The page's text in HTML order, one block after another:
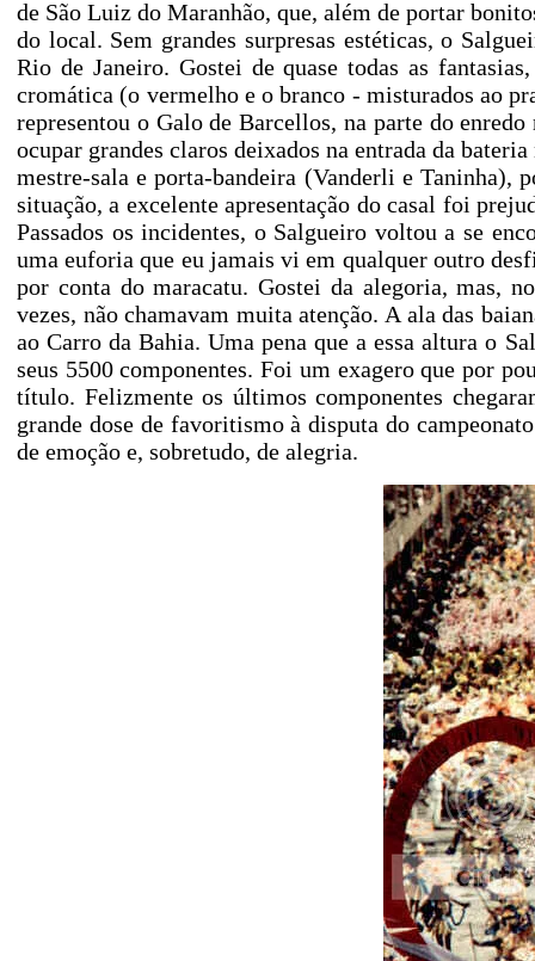
de São Luiz do Maranhão, que, além de portar
do local. Sem grandes surpresas estéticas, o
Rio de Janeiro. Gostei de quase todas as
cromática (o vermelho e o branco - misturados ao
representou o Galo de Barcellos, na parte do
ocupar grandes claros deixados na entrada da
mestre-sala e porta-bandeira (Vanderli e Taninha),
situação, a excelente apresentação do casal foi
Passados os incidentes, o Salgueiro voltou a se
uma euforia que eu jamais vi em qualquer outro
por conta do maracatu. Gostei da alegoria, mas,
vezes, não chamavam muita atenção. A ala das
ao Carro da Bahia. Uma pena que a essa altura o
seus 5500 componentes. Foi um exagero que por
título. Felizmente os últimos componentes
grande dose de favoritismo à disputa do
de emoção e, sobretudo, de alegria.